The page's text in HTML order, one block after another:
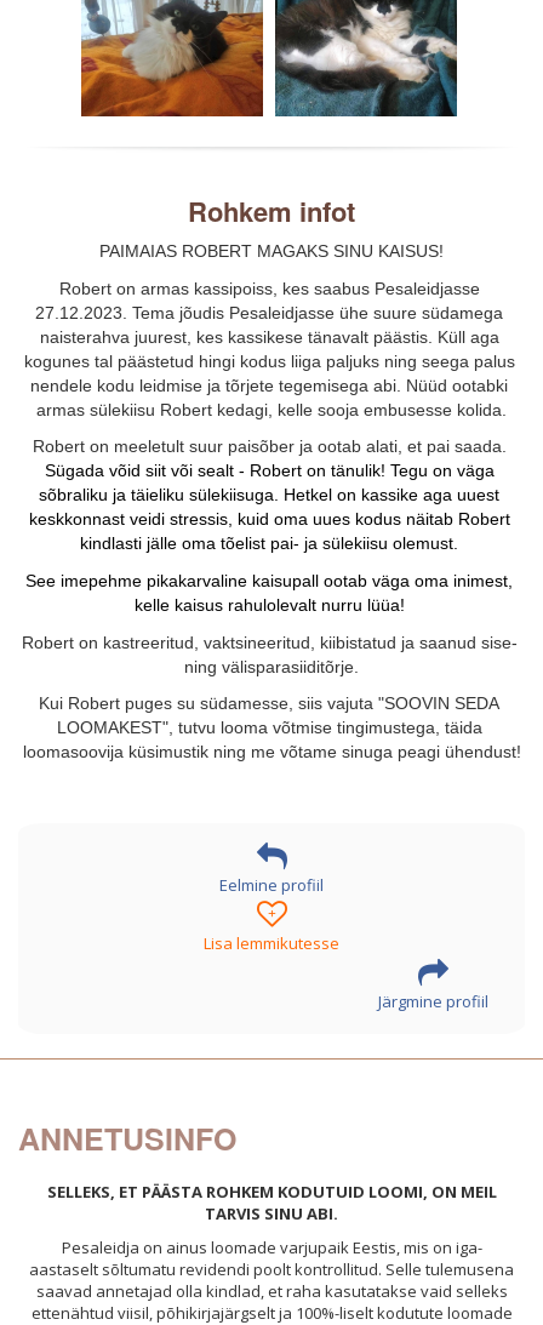
Rohkem infot
PAIMAIAS ROBERT MAGAKS SINU KAISUS!
Robert on armas kassipoiss, kes saabus Pesaleidjasse
27.12.2023. Tema jõudis Pesaleidjasse ühe suure südamega
naisterahva juurest, kes kassikese tänavalt päästis. Küll aga
kogunes tal päästetud hingi kodus liiga paljuks ning seega palus
nendele kodu leidmise ja tõrjete tegemisega abi. Nüüd ootabki
armas sülekiisu Robert kedagi, kelle sooja embusesse kolida.
Sügada võid siit või sealt - Robert on tänulik! Tegu on väga
sõbraliku ja täieliku sülekiisuga. Hetkel on kassike aga uuest
keskkonnast veidi stressis, kuid oma uues kodus näitab Robert
kindlasti jälle oma tõelist pai- ja sülekiisu olemust.
See imepehme pikakarvaline kaisupall ootab väga oma inimest,
kelle kaisus rahulolevalt nurru lüüa!
Robert on kastreeritud, vaktsineeritud, kiibistatud ja saanud sise-
ning välisparasiiditõrje.
Kui Robert puges su südamesse, siis vajuta "SOOVIN SEDA
LOOMAKEST", tutvu looma võtmise tingimustega, täida
loomasoovija küsimustik ning me võtame sinuga peagi ühendust!
Eelmine profiil
+
Lisa lemmikutesse
Järgmine profiil
ANNETUSINFO
SELLEKS, ET PÄÄSTA ROHKEM KODUTUID LOOMI, ON MEIL
TARVIS SINU ABI.
Pesaleidja on ainus loomade varjupaik Eestis, mis on iga-
aastaselt sõltumatu revidendi poolt kontrollitud. Selle tulemusena
saavad annetajad olla kindlad, et raha kasutatakse vaid selleks
ettenähtud viisil, põhikirjajärgselt ja 100%-liselt kodutute loomade